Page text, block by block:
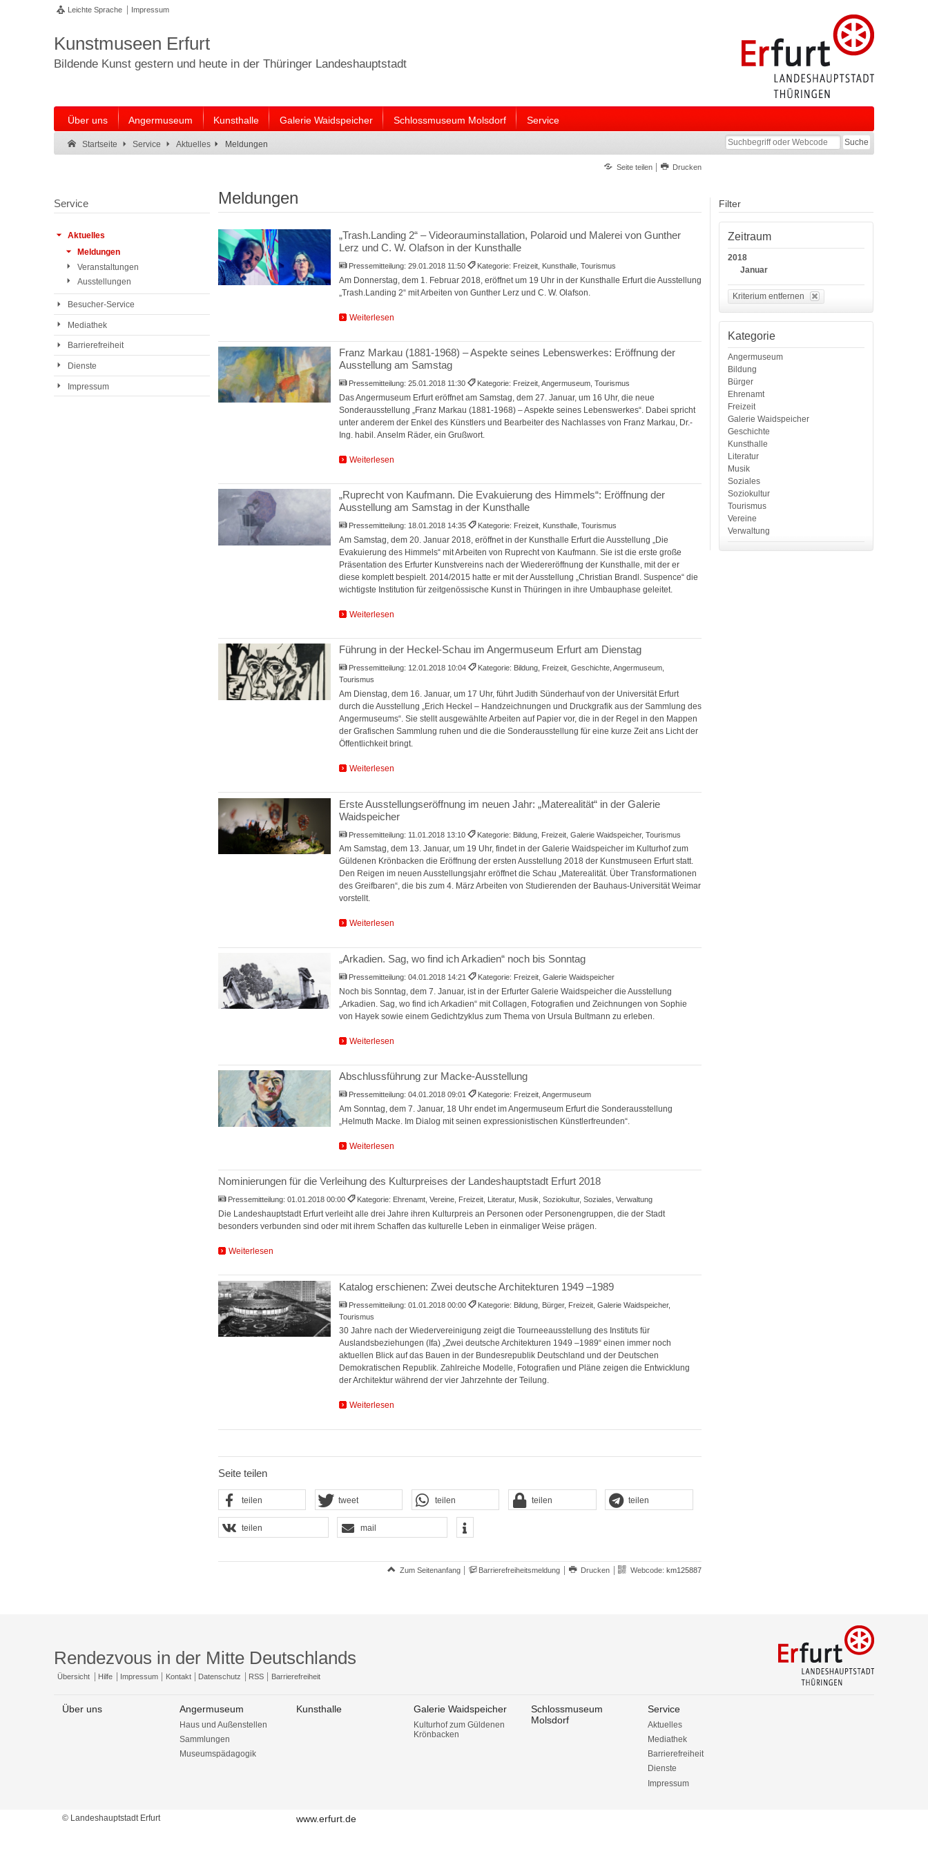
Leichte Sprache Impressum
Kunstmuseen Erfurt
Bildende Kunst gestern und heute in der Thüringer Landeshauptstadt
Über uns Angermuseum Kunsthalle Galerie Waidspeicher Schlossmuseum Molsdorf Service
Startseite Service Aktuelles Meldungen
Suche:
Suche Ende.
Seite teilen Drucken
Meldungen
„Trash.Landing 2“ – Videorauminstallation, Polaroid und Malerei von Gunther
Lerz und C. W. Olafson in der Kunsthalle
Pressemitteilung:29.01.2018 11:50 Kategorie: Freizeit, Kunsthalle, Tourismus
Am Donnerstag, dem 1. Februar 2018, eröffnet um 19 Uhr in der Kunsthalle Erfurt die Ausstellung
„Trash.Landing 2“ mit Arbeiten von Gunther Lerz und C. W. Olafson.
Weiterlesen
Franz Markau (1881-1968) – Aspekte seines Lebenswerkes: Eröffnung der
Ausstellung am Samstag
Pressemitteilung:25.01.2018 11:30 Kategorie: Freizeit, Angermuseum, Tourismus
Das Angermuseum Erfurt eröffnet am Samstag, dem 27. Januar, um 16 Uhr, die neue
Sonderausstellung „Franz Markau (1881-1968) – Aspekte seines Lebenswerkes“. Dabei spricht
unter anderem der Enkel des Künstlers und Bearbeiter des Nachlasses von Franz Markau, Dr.-
Ing. habil. Anselm Räder, ein Grußwort.
Weiterlesen
„Ruprecht von Kaufmann. Die Evakuierung des Himmels“: Eröffnung der
Ausstellung am Samstag in der Kunsthalle
Pressemitteilung: 18.01.2018 14:35 Kategorie: Freizeit, Kunsthalle, Tourismus
Am Samstag, dem 20. Januar 2018, eröffnet in der Kunsthalle Erfurt die Ausstellung „Die
Evakuierung des Himmels“ mit Arbeiten von Ruprecht von Kaufmann. Sie ist die erste große
Präsentation des Erfurter Kunstvereins nach der Wiedereröffnung der Kunsthalle, mit der er
diese komplett bespielt. 2014/2015 hatte er mit der Ausstellung „Christian Brandl. Suspence“ die
wichtigste Institution für zeitgenössische Kunst in Thüringen in ihre Umbauphase geleitet.
Weiterlesen
Führung in der Heckel-Schau im Angermuseum Erfurt am Dienstag
Pressemitteilung:12.01.2018 10:04
Kategorie: Bildung, Freizeit, Geschichte, Angermuseum,
Tourismus
Am Dienstag, dem 16. Januar, um 17 Uhr, führt Judith Sünderhauf von der Universität Erfurt
durch die Ausstellung „Erich Heckel – Handzeichnungen und Druckgrafik aus der Sammlung des
Angermuseums“. Sie stellt ausgewählte Arbeiten auf Papier vor, die in der Regel in den Mappen
der Grafischen Sammlung ruhen und die die Sonderausstellung für eine kurze Zeit ans Licht der
Öffentlichkeit bringt.
Weiterlesen
Erste Ausstellungseröffnung im neuen Jahr: „Materealität“ in der Galerie
Waidspeicher
Pressemitteilung: 11.01.2018 13:10 Kategorie: Bildung, Freizeit, Galerie Waidspeicher, Tourismus
Am Samstag, dem 13. Januar, um 19 Uhr, findet in der Galerie Waidspeicher im Kulturhof zum
Güldenen Krönbacken die Eröffnung der ersten Ausstellung 2018 der Kunstmuseen Erfurt statt.
Den Reigen im neuen Ausstellungsjahr eröffnet die Schau „Materealität. Über Transformationen
des Greifbaren“, die bis zum 4. März Arbeiten von Studierenden der Bauhaus-Universität Weimar
vorstellt.
Weiterlesen
„Arkadien. Sag, wo find ich Arkadien“ noch bis Sonntag
Pressemitteilung:04.01.2018 14:21 Kategorie: Freizeit, Galerie Waidspeicher
Noch bis Sonntag, dem 7. Januar, ist in der Erfurter Galerie Waidspeicher die Ausstellung
„Arkadien. Sag, wo find ich Arkadien“ mit Collagen, Fotografien und Zeichnungen von Sophie
von Hayek sowie einem Gedichtzyklus zum Thema von Ursula Bultmann zu erleben.
Weiterlesen
Abschlussführung zur Macke-Ausstellung
Pressemitteilung:04.01.2018 09:01 Kategorie: Freizeit, Angermuseum
Am Sonntag, dem 7. Januar, 18 Uhr endet im Angermuseum Erfurt die Sonderausstellung
„Helmuth Macke. Im Dialog mit seinen expressionistischen Künstlerfreunden“.
Weiterlesen
Nominierungen für die Verleihung des Kulturpreises der Landeshauptstadt Erfurt 2018
Pressemitteilung:01.01.2018 00:00 Kategorie: Ehrenamt, Vereine, Freizeit, Literatur, Musik, Soziokultur, Soziales, Verwaltung
Die Landeshauptstadt Erfurt verleiht alle drei Jahre ihren Kulturpreis an Personen oder Personengruppen, die der Stadt
besonders verbunden sind oder mit ihrem Schaffen das kulturelle Leben in einmaliger Weise prägen.
Weiterlesen
Katalog erschienen: Zwei deutsche Architekturen 1949 –1989
Pressemitteilung:01.01.2018 00:00
Kategorie: Bildung, Bürger, Freizeit, Galerie Waidspeicher,
Tourismus
30 Jahre nach der Wiedervereinigung zeigt die Tourneeausstellung des Instituts für
Auslandsbeziehungen (Ifa) „Zwei deutsche Architekturen 1949 –1989“ einen immer noch
aktuellen Blick auf das Bauen in der Bundesrepublik Deutschland und der Deutschen
Demokratischen Republik. Zahlreiche Modelle, Fotografien und Pläne zeigen die Entwicklung
der Architektur während der vier Jahrzehnte der Teilung.
Weiterlesen
Seite teilen
teilen tweet teilen teilen teilen
teilen mail
Zum Seitenanfang Barrierefreiheitsmeldung Drucken Webcode: km125887
Filter
Zeitraum
2018
Januar
Kriterium entfernen
Kategorie
Angermuseum
Bildung
Bürger
Ehrenamt
Freizeit
Galerie Waidspeicher
Geschichte
Kunsthalle
Literatur
Musik
Soziales
Soziokultur
Tourismus
Vereine
Verwaltung
Service
Aktuelles
Meldungen
Veranstaltungen
Ausstellungen
Besucher-Service
Mediathek
Barrierefreiheit
Dienste
Impressum
Rendezvous in der Mitte Deutschlands
Übersicht Hilfe Impressum Kontakt Datenschutz RSS Barrierefreiheit
Über uns Angermuseum
Haus und Außenstellen
Sammlungen
Museumspädagogik
Kunsthalle Galerie Waidspeicher
Kulturhof zum Güldenen
Krönbacken
Schlossmuseum
Molsdorf
Service
Aktuelles
Mediathek
Barrierefreiheit
Dienste
Impressum
© Landeshauptstadt Erfurt www.erfurt.de